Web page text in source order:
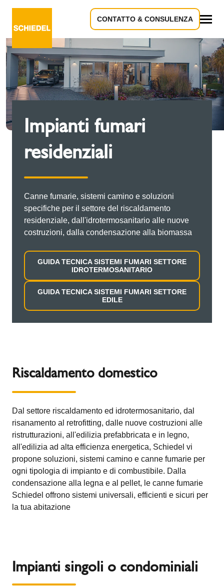
CONTATTO & CONSULENZA
Impianti fumari
residenziali
Canne fumarie, sistemi camino e soluzioni
specifiche per il settore del riscaldamento
residenziale, dall'idrotermosanitario alle nuove
costruzioni, dalla condensazione alla biomassa
GUIDA TECNICA SISTEMI FUMARI SETTORE
IDROTERMOSANITARIO
GUIDA TECNICA SISTEMI FUMARI SETTORE
EDILE
Riscaldamento domestico
Dal settore riscaldamento ed idrotermosanitario, dal
risanamento al retrofitting, dalle nuove costruzioni alle
ristrutturazioni, all'edilizia prefabbricata e in legno,
all'edilizia ad alta efficienza energetica, Schiedel vi
propone soluzioni, sistemi camino e canne fumarie per
ogni tipologia di impianto e di combustibile. Dalla
condensazione alla legna e al pellet, le canne fumarie
Schiedel offrono sistemi universali, efficienti e sicuri per
la tua abitazione
Impianti singoli o condominiali